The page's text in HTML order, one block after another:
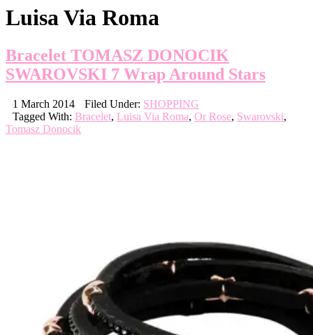
Luisa Via Roma
Bracelet TOMASZ DONOCIK
SWAROVSKI 7 Wrap Around Stars
1 March 2014 Filed Under: SHOPPING
Tagged With: Bracelet, Luisa Via Roma, Or Rose, Swarovski,
Tomasz Donocik